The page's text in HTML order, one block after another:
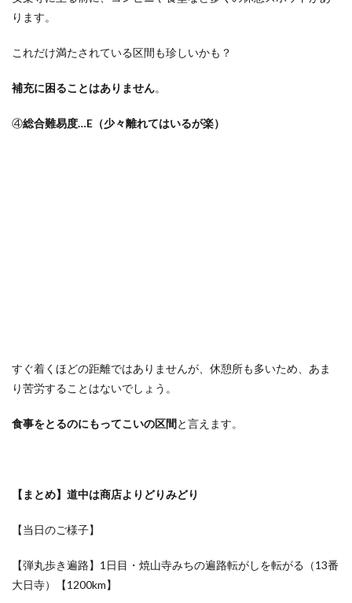
ります。
これだけ満たされている区間も珍しいかも？
補充に困ることはありません。
④総合難易度…E （少々離れてはいるが楽）
すぐ着くほどの距離ではありませんが、休憩所も多いため、あま
り苦労することはないでしょう。
食事をとるのにもってこいの区間と言えます。
【まとめ】道中は商店よりどりみどり
【当日のご様子】
【弾丸歩き遍路】1日目・焼山寺みちの遍路転がしを転がる（13番
大日寺）【1200km】